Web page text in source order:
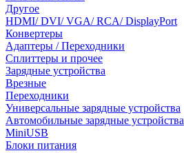
Другое
HDMI/ DVI/ VGA/ RCA/ DisplayPort
Конвертеры
Адаптеры / Переходники
Сплиттеры и прочее
Зарядные устройства
Врезные
Переходники
Универсальные зарядные устройства
Автомобильные зарядные устройства
MiniUSB
Блоки питания